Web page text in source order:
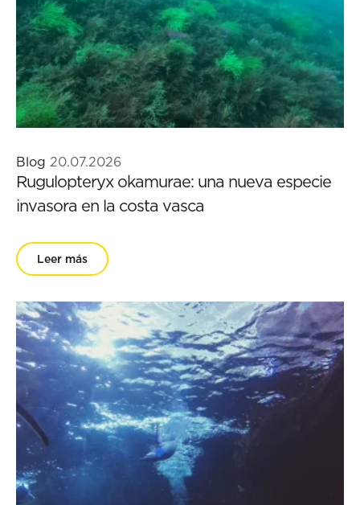
Blog 20.07.2026
Rugulopteryx okamurae: una nueva especie
invasora en la costa vasca
Leer más